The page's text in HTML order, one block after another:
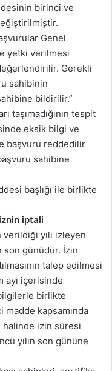
birinci ve
Genel
yetki verilmesi
Gerekli
sahibinin
bildirilir.”
taşımadığının tespit
eksik bilgi ve
başvuru reddedilir
sahibine
başlığı ile birlikte
iptali
yılı izleyen
son günüdür. İzin
talep edilmesi
ayı içerisinde
birlikte
kapsamında
halinde izin süresi
yılın son gününe